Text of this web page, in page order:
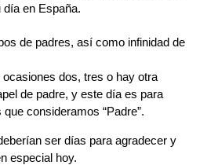
día en España.
de padres, así como infinidad de
dos, tres o hay otra
de padre, y este día es para
consideramos “Padre”.
ser días para agradecer y
especial hoy.